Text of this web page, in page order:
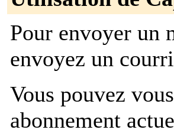
Pour envoyer un
envoyez un
Vous pouvez
abonnement